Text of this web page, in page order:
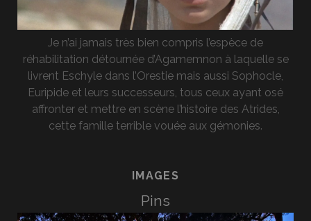
Je n’ai jamais très bien compris l’espèce de
réhabilitation détournée d’Agamemnon à laquelle se
livrent Eschyle dans l’Orestie mais aussi Sophocle,
Euripide et leurs successeurs, tous ceux ayant osé
affronter et mettre en scène l’histoire des Atrides,
cette famille terrible vouée aux gémonies.
IMAGES
Pins